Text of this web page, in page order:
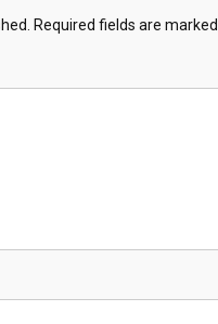
Required fields are